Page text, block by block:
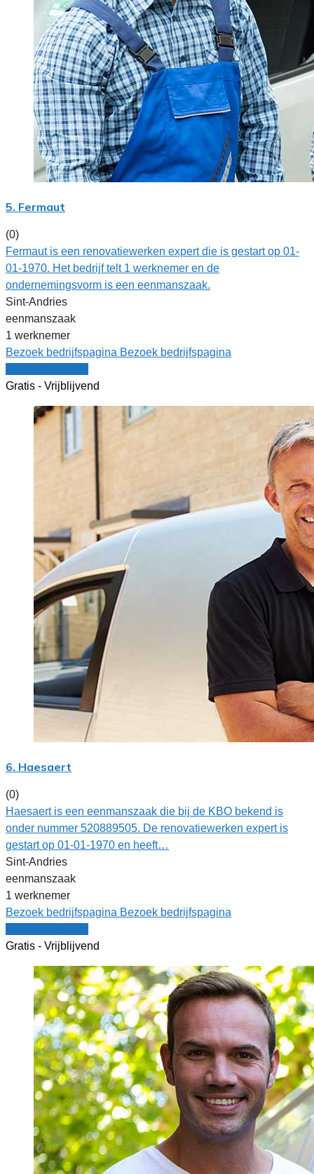
5. Fermaut
(0)
Fermaut is een renovatiewerken expert die is gestart op 01-
01-1970. Het bedrijf telt 1 werknemer en de
ondernemingsvorm is een eenmanszaak.
Sint-Andries
eenmanszaak
1 werknemer
Bezoek bedrijfspagina Bezoek bedrijfspagina
Gratis - Vrijblijvend
6. Haesaert
(0)
Haesaert is een eenmanszaak die bij de KBO bekend is
onder nummer 520889505. De renovatiewerken expert is
gestart op 01-01-1970 en heeft…
Sint-Andries
eenmanszaak
1 werknemer
Bezoek bedrijfspagina Bezoek bedrijfspagina
Gratis - Vrijblijvend